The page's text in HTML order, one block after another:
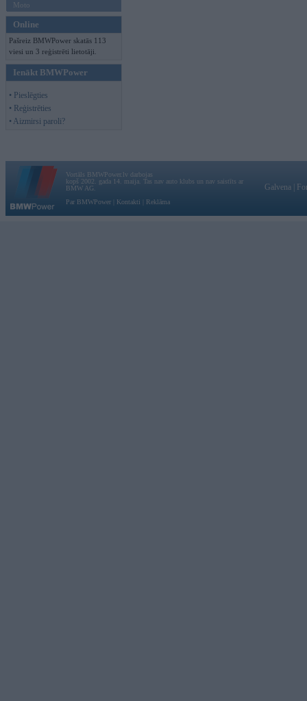
Moto
Online
Pašreiz BMWPower skatās 113
viesi un 3 reģistrēti lietotāji.
Ienākt BMWPower
• Pieslēgties
• Reģistrēties
• Aizmirsi paroli?
Vortāls BMWPower.lv darbojas
kopš 2002. gada 14. maija. Tas nav auto klubs un nav saistīts ar
BMW AG.
Par BMWPower
Kontakti Reklāma
Galvena